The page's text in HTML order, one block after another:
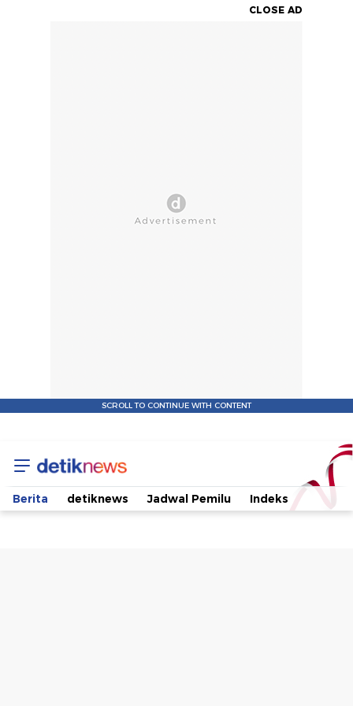
Deklarasi
Dukung
CLOSE AD
SCROLL TO CONTINUE WITH CONTENT
Berita detiknews Jadwal Pemilu Indeks